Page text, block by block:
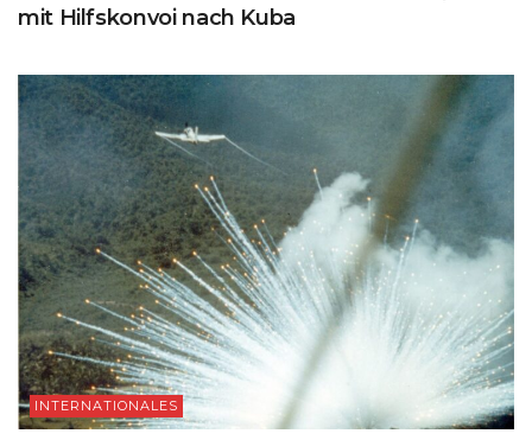
mit Hilfskonvoi nach Kuba
INTERNATIONALES